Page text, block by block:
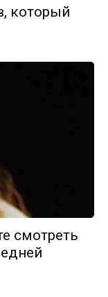
который
смотреть